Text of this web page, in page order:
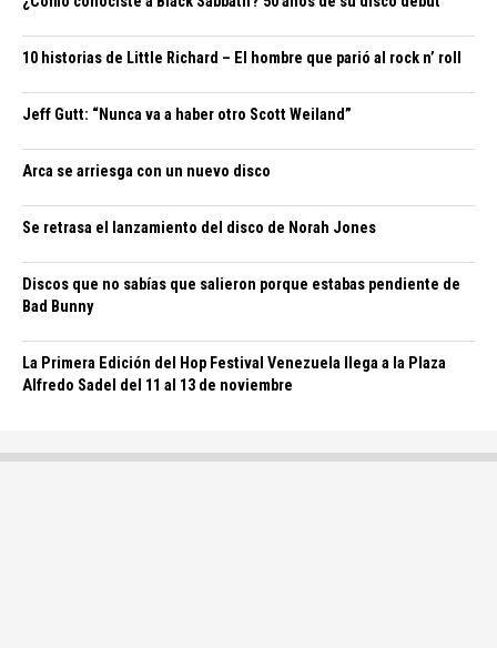
10 historias de Little Richard – El hombre que parió al rock n’ roll
Jeff Gutt: “Nunca va a haber otro Scott Weiland”
Arca se arriesga con un nuevo disco
Se retrasa el lanzamiento del disco de Norah Jones
Discos que no sabías que salieron porque estabas pendiente de
Bad Bunny
La Primera Edición del Hop Festival Venezuela llega a la Plaza
Alfredo Sadel del 11 al 13 de noviembre